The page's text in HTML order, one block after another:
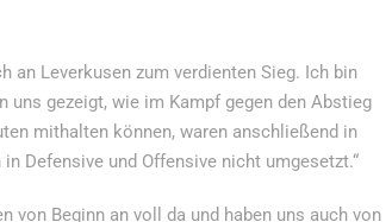
an Leverkusen zum verdienten Sieg. Ich bin
uns gezeigt, wie im Kampf gegen den Abstieg
mithalten können, waren anschließend in
Defensive und Offensive nicht umgesetzt.“
von Beginn an voll da und haben uns auch von